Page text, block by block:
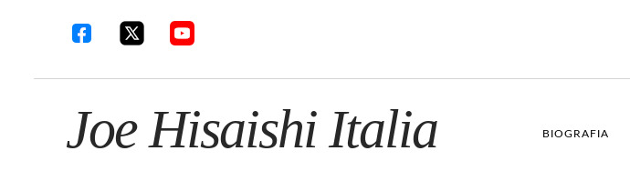
Joe Hisaishi Italia BIOGRAFIA